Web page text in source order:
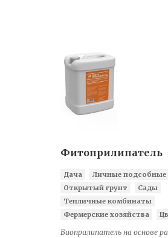
Фитоприлипатель
Дача
Личные подсобные
Открытый грунт
Сады
Тепличные комбинаты
Фермерские хозяйства
Биоприлипатель на основе